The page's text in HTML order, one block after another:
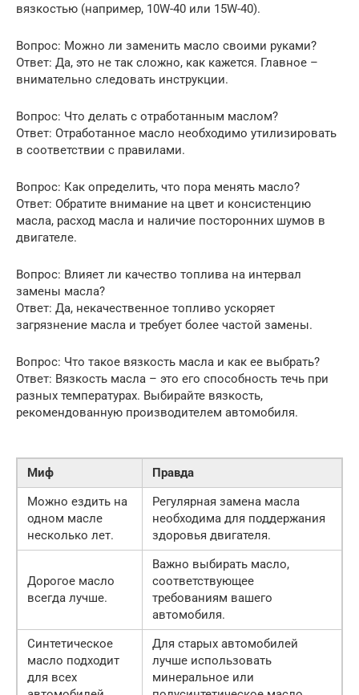
вязкостью (например, 10W-40 или 15W-40).
Вопрос: Можно ли заменить масло своими руками?
Ответ: Да, это не так сложно, как кажется. Главное –
внимательно следовать инструкции.
Вопрос: Что делать с отработанным маслом?
Ответ: Отработанное масло необходимо утилизировать
в соответствии с правилами.
Вопрос: Как определить, что пора менять масло?
Ответ: Обратите внимание на цвет и консистенцию
масла, расход масла и наличие посторонних шумов в
двигателе.
Вопрос: Влияет ли качество топлива на интервал
замены масла?
Ответ: Да, некачественное топливо ускоряет
загрязнение масла и требует более частой замены.
Вопрос: Что такое вязкость масла и как ее выбрать?
Ответ: Вязкость масла – это его способность течь при
разных температурах. Выбирайте вязкость,
рекомендованную производителем автомобиля.
Миф
Правда
Можно ездить на
одном масле
несколько лет.
Регулярная замена масла
необходима для поддержания
здоровья двигателя.
Дорогое масло
всегда лучше.
Важно выбирать масло,
соответствующее
требованиям вашего
автомобиля.
Синтетическое
масло подходит
для всех
Для старых автомобилей
лучше использовать
минеральное или